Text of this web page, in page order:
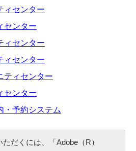
ィセンター
センター
ィセンター
ィセンター
ティセンター
センター
・予約システム
だくには、「Adobe（R）